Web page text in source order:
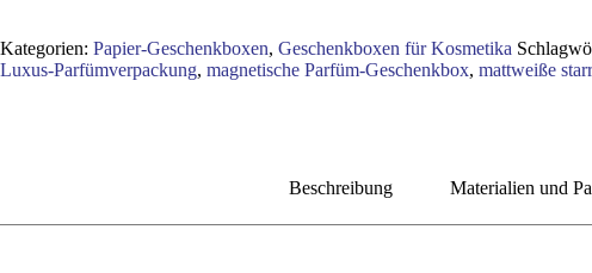
Kategorien: Papier-Geschenkboxen, Geschenkboxen für Kosmetika
Luxus-Parfümverpackung, magnetische Parfüm-Geschenkbox, mattweiße
Beschreibung Materialien und